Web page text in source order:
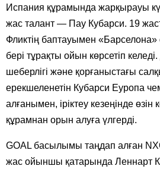
Испания құрамында жарқырауы
жас талант — Пау Кубарси. 19
Фликтің баптауымен
бері тұрақты ойын көрсетіп
шеберлігі және қорғаныстағы
ерекшеленетін Кубарси Еуропа
алғанымен, іріктеу кезеңінде өзін
құрамнан орын алуға үлгерді.
GOAL басылымы таңдап алған
жас ойыншы қатарында Леннарт